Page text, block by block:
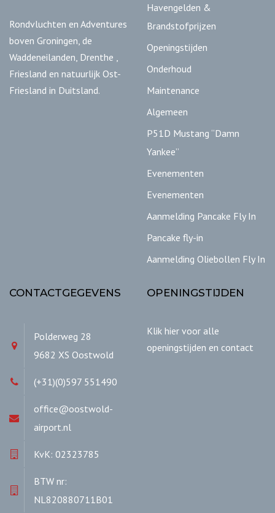
Rondvluchten en Adventures
boven Groningen, de
Waddeneilanden, Drenthe ,
Friesland en natuurlijk Ost-
Friesland in Duitsland.
Havengelden &
Brandstofprijzen
Openingstijden
Onderhoud
Maintenance
Algemeen
P51D Mustang “Damn
Yankee”
Evenementen
Evenementen
Aanmelding Pancake Fly In
Pancake fly-in
Aanmelding Oliebollen Fly In
CONTACTGEGEVENS
Polderweg 28
9682 XS Oostwold
(+31)(0)597 551490
office@oostwold-
airport.nl
KvK: 02323785
BTW nr:
NL820880711B01
OPENINGSTIJDEN
Klik hier voor alle
openingstijden en contact